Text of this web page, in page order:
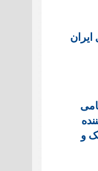
ایران
و